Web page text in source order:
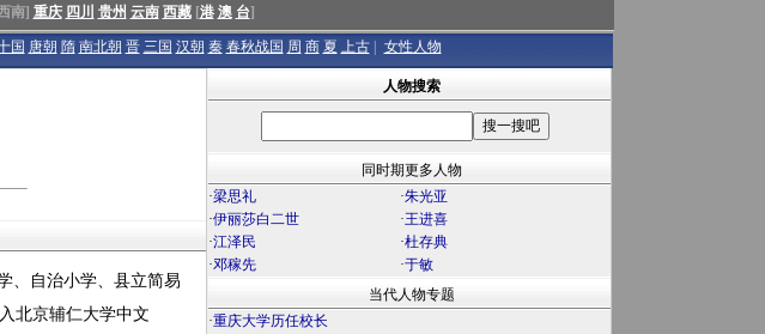
南] 重庆 四川 贵州 云南 西藏[港 澳 台]
国 唐朝 隋 南北朝 晋 三国 汉朝 秦 春秋战国 周 商 夏 上古 女性人物
、自治小学、县立简易
北京辅仁大学中文
人物搜索
同时期更多人物
·梁思礼 ·朱光亚
·伊丽莎白二世 ·王进喜
·江泽民 ·杜存典
·邓稼先 ·于敏
当代人物专题
·重庆大学历任校长